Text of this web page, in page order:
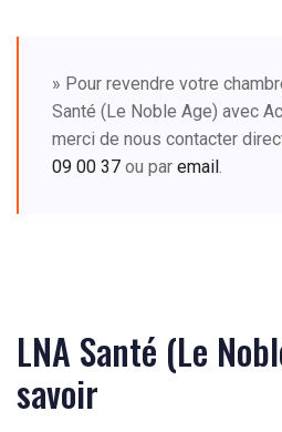
» Pour revendre votre
Santé (Le Noble Age) avec
merci de nous contacter
09 00 37 ou par email.
LNA Santé (Le
savoir